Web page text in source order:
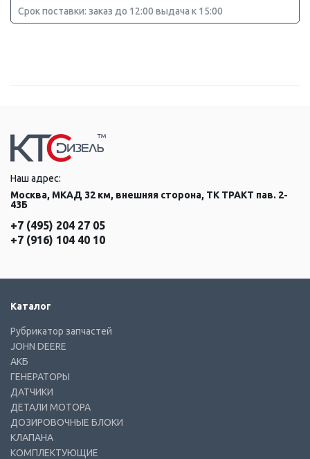
Срок поставки: заказ до 12:00 выдача к 15:00
Наш адрес:
Москва, МКАД 32 км, внешняя сторона, ТК ТРАКТ пав. 2-
43Б
+7 (495) 204 27 05
+7 (916) 104 40 10
Каталог
Рубрикатор запчастей
JOHN DEERE
АКБ
ГЕНЕРАТОРЫ
ДАТЧИКИ
ДЕТАЛИ МОТОРА
ДОЗИРОВОЧНЫЕ БЛОКИ
КЛАПАНА
КОМПЛЕКТУЮЩИЕ